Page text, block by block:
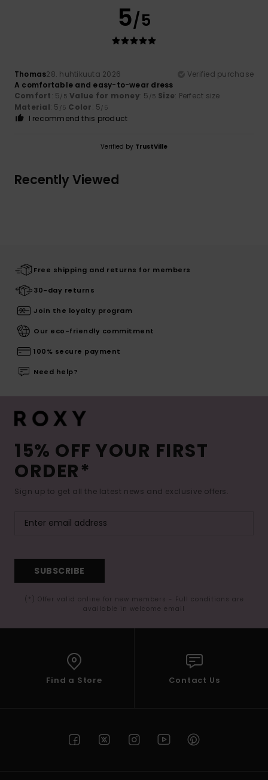
5/5
Thomas28. huhtikuuta 2026
Verified purchase
A comfortable and easy-to-wear dress
Comfort: 5/5 Value for money: 5 /5 Size: Perfect size
Material: 5 /5 Color: 5/5
I recommend this product
Verified by TrustVille
Recently Viewed
Free shipping and returns for members
30-day returns
Join the loyalty program
Our eco-friendly commitment
100% secure payment
Need help?
15% OFF YOUR FIRST
ORDER*
Sign up to get all the latest news and exclusive offers.
SUBSCRIBE
(*) Offer valid online for new members - Full conditions are
available in welcome email
Find a Store Contact Us